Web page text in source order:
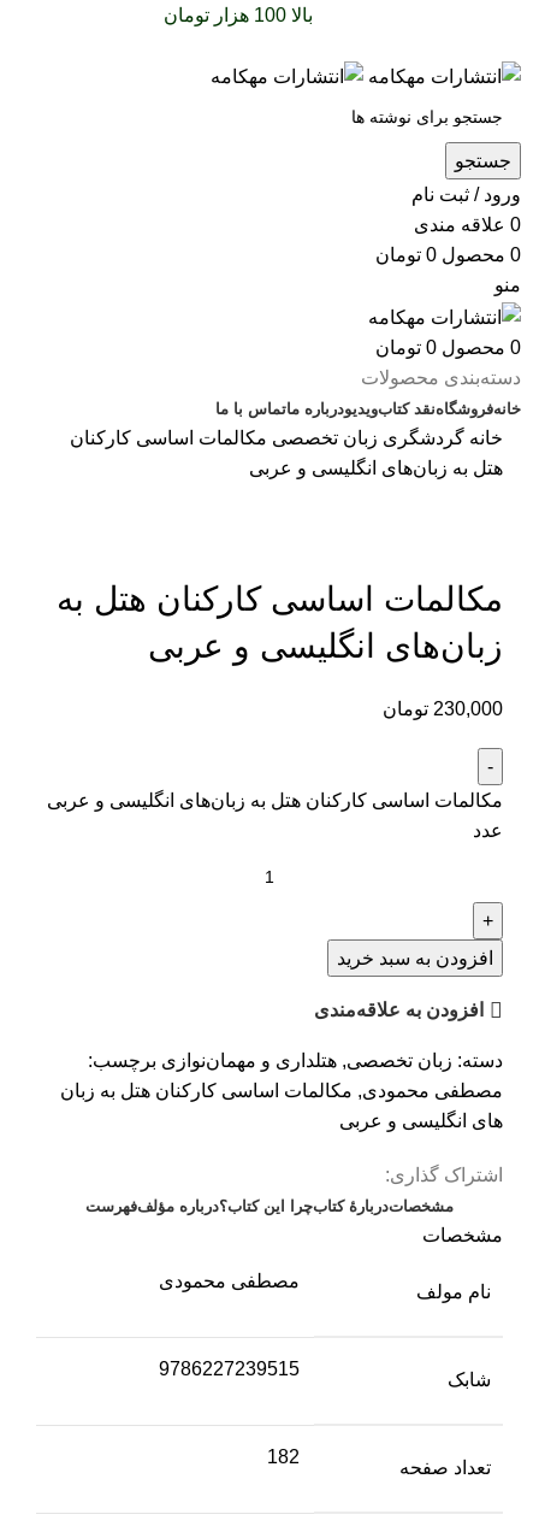
بالا 100 هزار تومان
جستجو
ورود / ثبت نام
0 علاقه مندی
0 محصول 0 تومان
منو
0 محصول 0 تومان
دسته‌بندی محصولات
خانهفروشگاهنقد کتابویدیودرباره‌ ماتماس با ما
خانه گردشگری زبان تخصصی مکالمات ‌اساسی کارکنان
‌هتل به‌ زبان‌‌های‌ انگلیسی ‌و ‌عربی
مکالمات ‌اساسی کارکنان ‌هتل به‌
زبان‌‌های‌ انگلیسی ‌و ‌عربی
230,000 تومان
مکالمات ‌اساسی کارکنان ‌هتل به‌ زبان‌‌های‌ انگلیسی ‌و ‌عربی
عدد
افزودن به سبد خرید
افزودن به علاقه‌مندی
دسته: زبان تخصصی, هتلداری و مهمان‌نوازی برچسب:
مصطفی محمودی, مکالمات ‌اساسی کارکنان ‌هتل به‌ زبان‌
های‌ انگلیسی ‌و ‌عربی
اشتراک گذاری:
مشخصاتدربارهٔ کتابچرا این کتاب؟درباره مؤلففهرست
مشخصات
نام مولف
مصطفی محمودی
شابک
9786227239515
تعداد صفحه
182